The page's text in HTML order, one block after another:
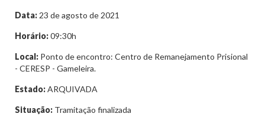
Data: 23 de agosto de 2021
Horário:09:30h
Local: Ponto de encontro: Centro de Remanejamento Prisional
- CERESP - Gameleira.
Estado:ARQUIVADA
Situação: Tramitação finalizada